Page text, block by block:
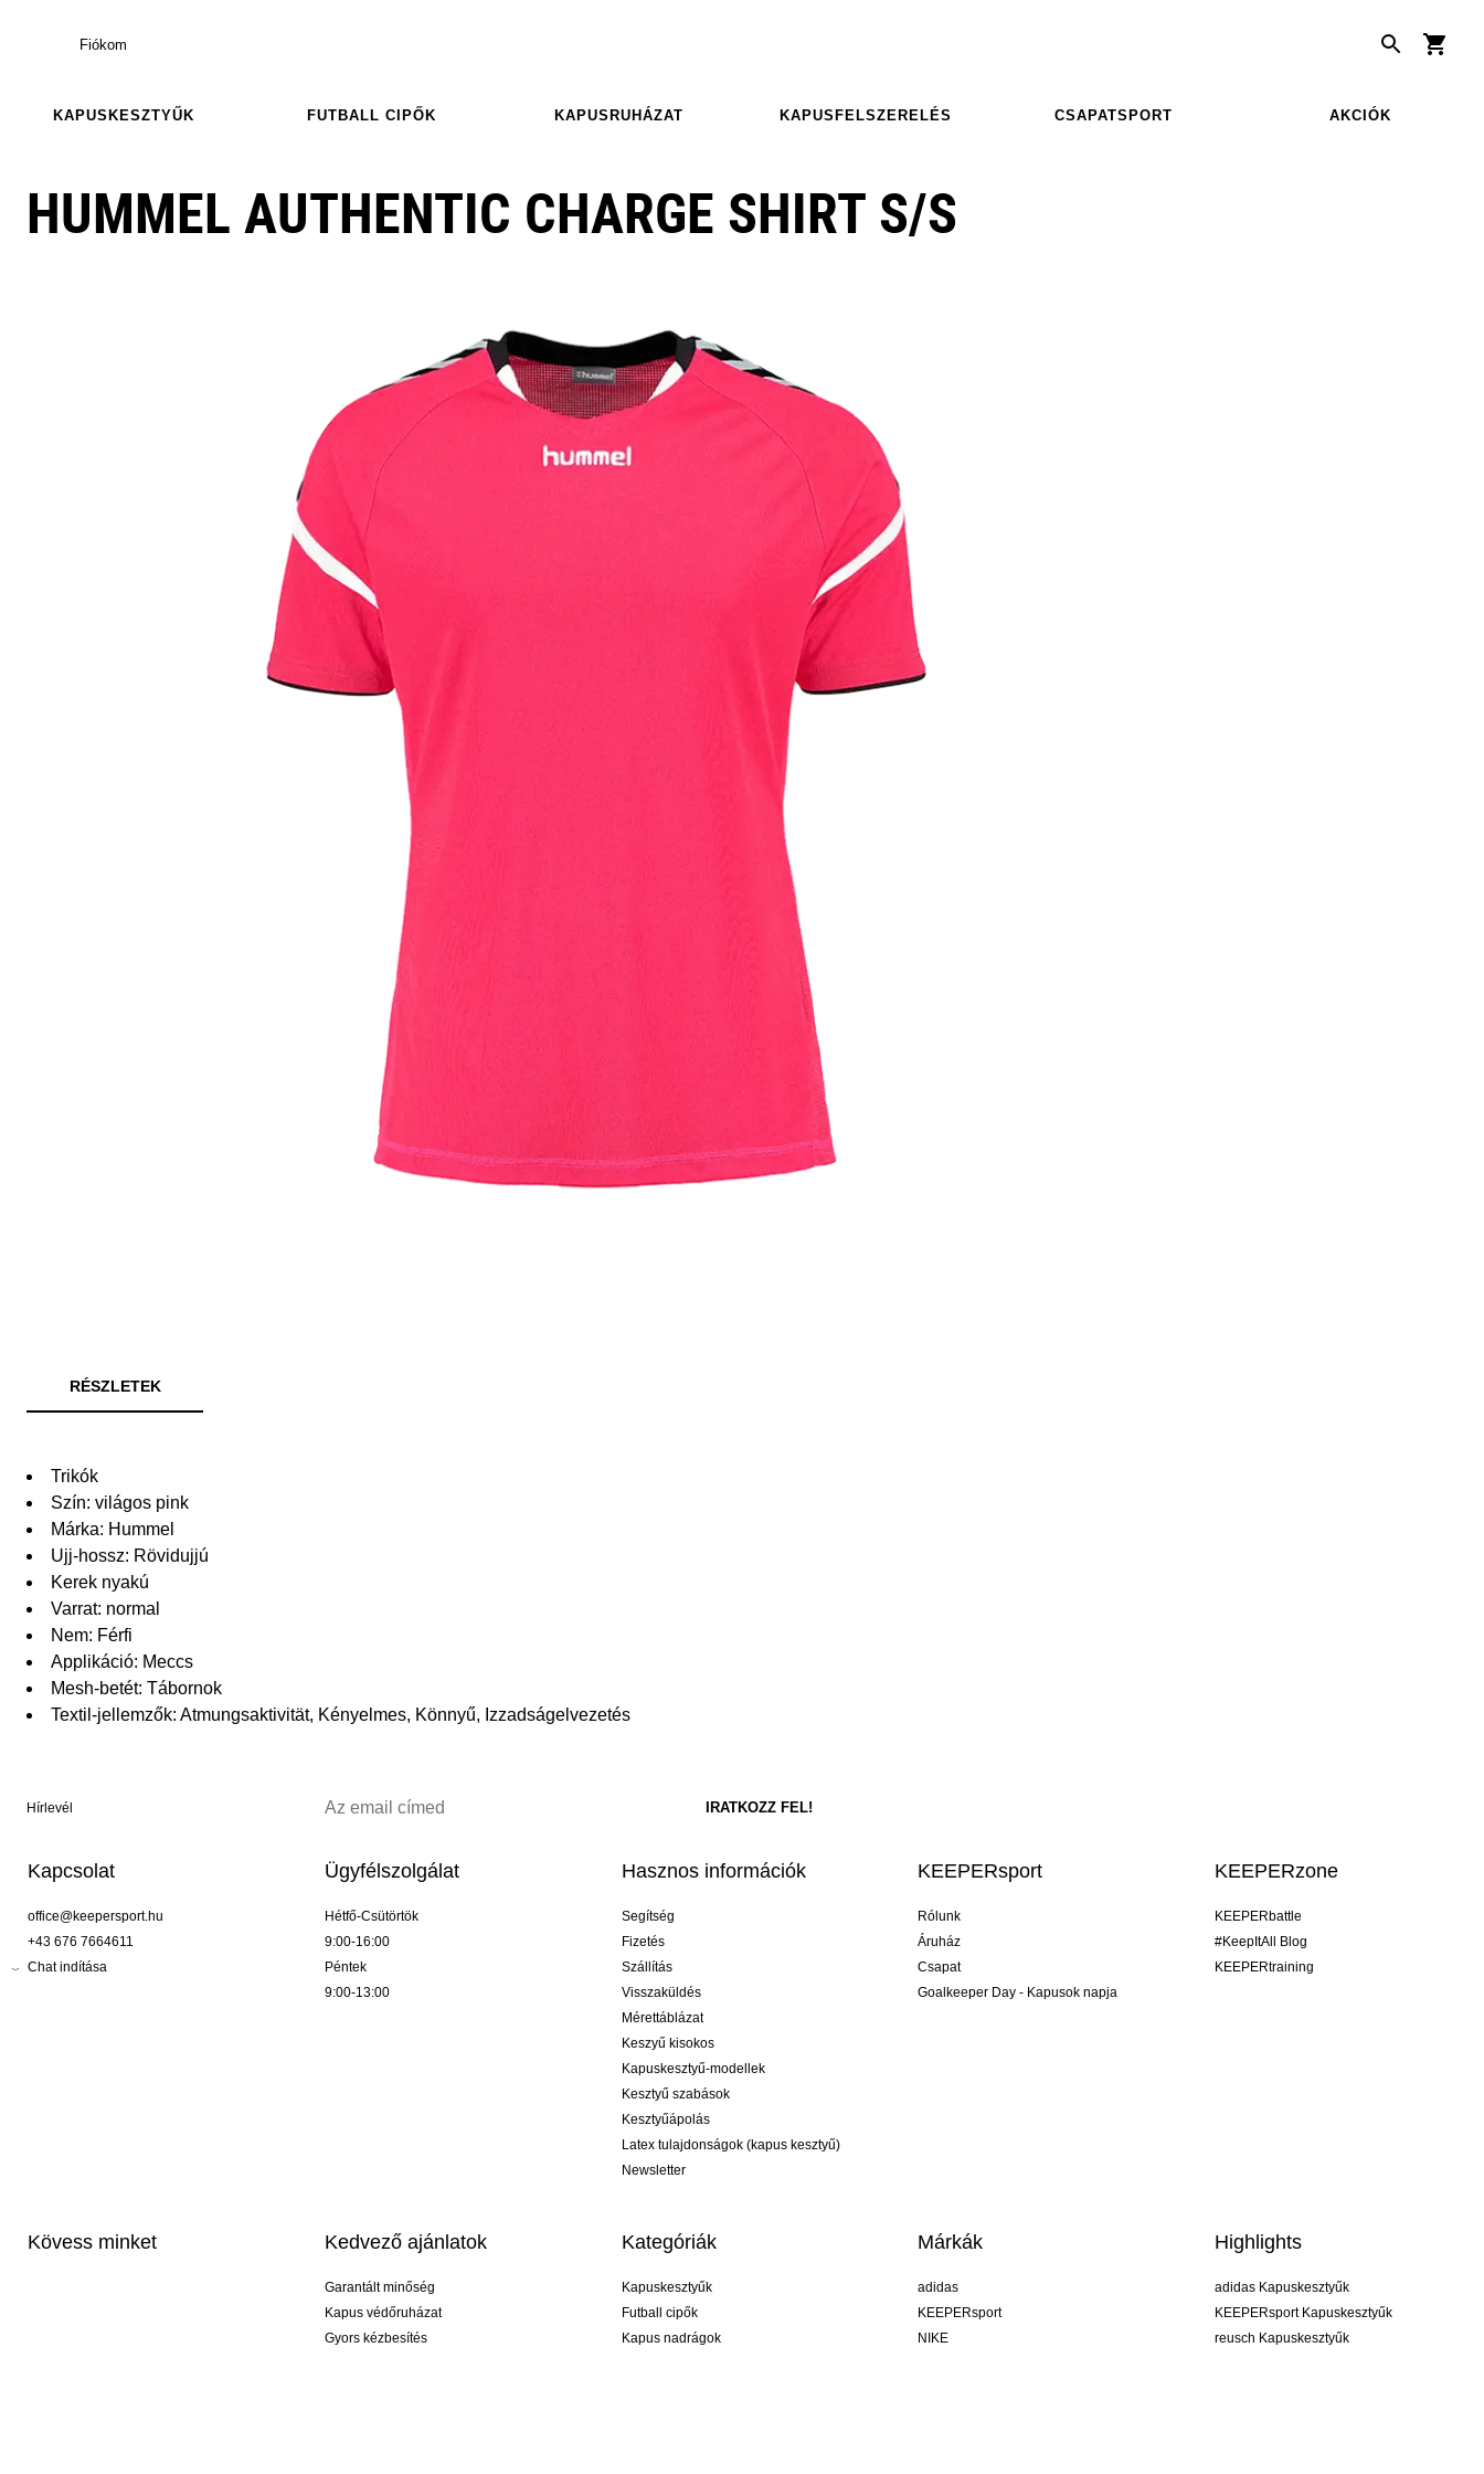
Fiókom
KAPUSKESZTYŰK FUTBALL CIPŐK KAPUSRUHÁZAT KAPUSFELSZERELÉS CSAPATSPORT AKCIÓK
HUMMEL AUTHENTIC CHARGE SHIRT S/S
RÉSZLETEK
Trikók
Szín: világos pink
Márka: Hummel
Ujj-hossz: Rövidujjú
Kerek nyakú
Varrat: normal
Nem: Férfi
Applikáció: Meccs
Mesh-betét: Tábornok
Textil-jellemzők: Atmungsaktivität, Kényelmes, Könnyű, Izzadságelvezetés
Hírlevél
Kapcsolat
office@keepersport.hu
+43 676 7664611
Chat indítása
Ügyfélszolgálat
Hétfő-Csütörtök
9:00-16:00
Péntek
9:00-13:00
Hasznos információk
Segítség
Fizetés
Szállítás
Visszaküldés
Mérettáblázat
Keszyű kisokos
Kapuskesztyű-modellek
Kesztyű szabások
Kesztyűápolás
Latex tulajdonságok (kapus kesztyű)
Newsletter
KEEPERsport
Rólunk
Áruház
Csapat
Goalkeeper Day - Kapusok napja
KEEPERzone
KEEPERbattle
#KeepItAll Blog
KEEPERtraining
Kövess minket Kedvező ajánlatok
Garantált minőség
Kapus védőruházat
Gyors kézbesítés
Kategóriák
Kapuskesztyűk
Futball cipők
Kapus nadrágok
Márkák
adidas
KEEPERsport
NIKE
Highlights
adidas Kapuskesztyűk
KEEPERsport Kapuskesztyűk
reusch Kapuskesztyűk